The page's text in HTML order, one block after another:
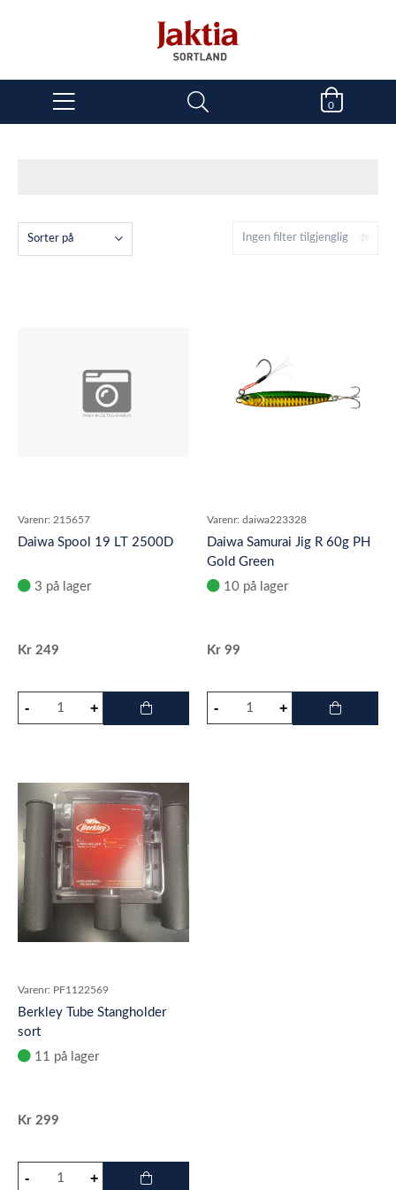
0
Ingen filter tilgjenglig
Sorter på
Varenr: 215657
Daiwa Spool 19 LT 2500D
3 på lager
Kr 249
Varenr: daiwa223328
Daiwa Samurai Jig R 60g PH
Gold Green
10 på lager
Kr 99
Varenr: PF1122569
Berkley Tube Stangholder
sort
11 på lager
Kr 299